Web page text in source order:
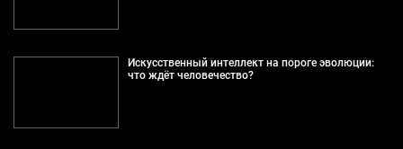
Искусственный интеллект на пороге эволюции:
что ждёт человечество?